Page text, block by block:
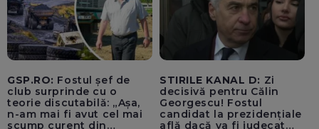
GSP.RO: Fostul șef de
club surprinde cu o
teorie discutabilă: „Așa,
n-am mai fi avut cel mai
scump curent din
STIRILE KANAL D: Zi
decisivă pentru Călin
Georgescu! Fostul
candidat la prezidențiale
află dacă va fi judecat